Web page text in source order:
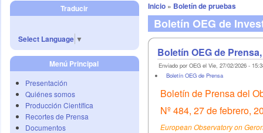
Traducir
Select Language ▼
Menú Principal
Presentación
Quiénes somos
Producción Científica
Recortes de Prensa
Documentos
Inicio » Boletín de pruebas
Boletín OEG de
Boletín OEG de Prensa,
Enviado por OEG el Vie, 27/02/2026 -
Boletín OEG de Prensa
Boletín de Prensa del
Nº 484, 27 de febrero,
European Observatory on